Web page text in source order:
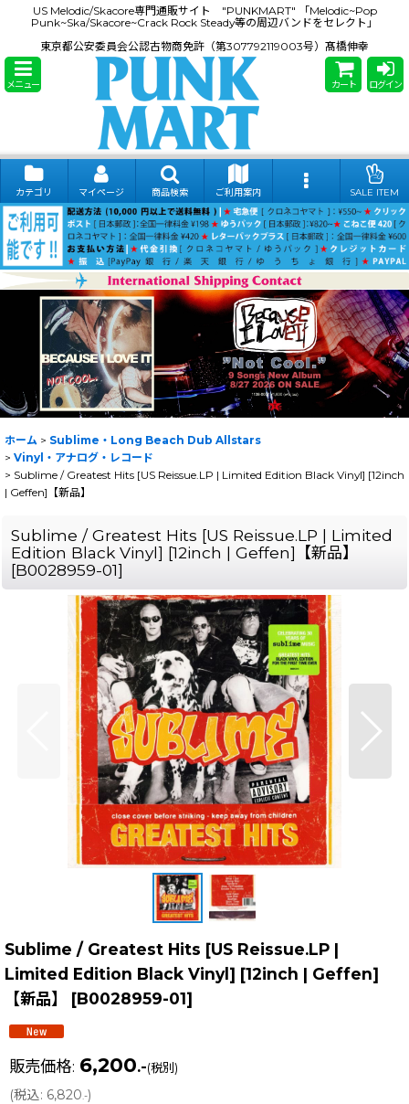
US Melodic/Skacore専門通販サイト "PUNKMART" 「Melodic~Pop
Punk~Ska/Skacore~Crack Rock Steady等の周辺バンドをセレクト」
東京都公安委員会公認古物商免許（第307792119003号）髙橋伸幸
メニュー カート ログイン
カテゴリ マイページ 商品検索 ご利用案内 SALE ITEM
ホーム > Sublime・Long Beach Dub Allstars
> Vinyl・アナログ・レコード
> Sublime / Greatest Hits [US Reissue.LP | Limited Edition Black Vinyl] [12inch
| Geffen]【新品】
Sublime / Greatest Hits [US Reissue.LP | Limited
Edition Black Vinyl] [12inch | Geffen]【新品】
[B0028959-01]
Sublime / Greatest Hits [US Reissue.LP |
Limited Edition Black Vinyl] [12inch | Geffen]
【新品】
[B0028959-01]
販売価格: 6,200.-(税別)
(税込: 6,820.-)